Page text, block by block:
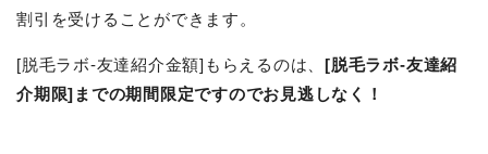
割引を受けることができます。
[脱毛ラボ-友達紹介金額]もらえるのは、[脱毛ラボ-友達紹
介期限] までの期間限定ですのでお見逃しなく！